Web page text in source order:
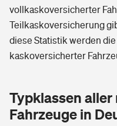
vollkaskoversicherter
Teilkaskoversicherung
diese Statistik werden
kaskoversicherter
Typklassen
Fahrzeuge in